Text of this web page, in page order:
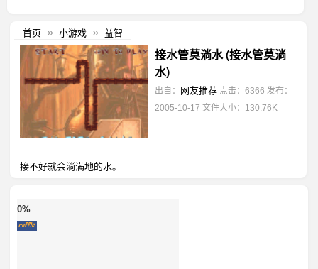
首页 » 小游戏 » 益智
接水管莫淌水 (接水管莫淌
水)
出自： 网友推荐 点击：6366 发布：
2005-10-17 文件大小：130.76K
接不好就会淌满地的水。
0%